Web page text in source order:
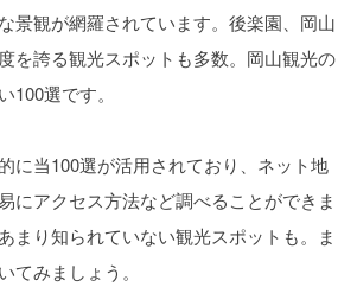
景観が網羅されています。後楽園、岡山
を誇る観光スポットも多数。岡山観光の
100選です。
に当100選が活用されており、ネット地
にアクセス方法など調べることができま
まり知られていない観光スポットも。ま
てみましょう。